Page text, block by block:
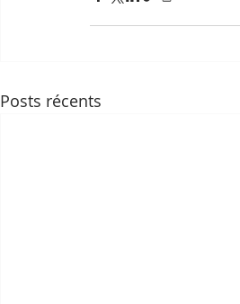
Posts récents